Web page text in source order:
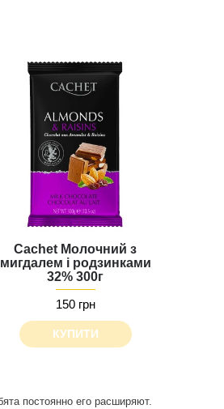
Cachet Молочний з
мигдалем і родзинками
32% 300г
150 грн
КУПИТИ